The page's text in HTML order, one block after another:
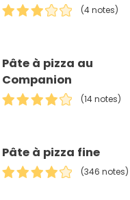
(4 notes)
Pâte à pizza au
Companion
(14 notes)
Pâte à pizza fine
(346 notes)